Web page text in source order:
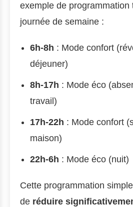
exemple de programmation
journée de semaine :
6h-8h : Mode confort
déjeuner)
8h-17h : Mode éco
travail)
17h-22h : Mode confort
maison)
22h-6h : Mode éco (nuit)
Cette programmation
de réduire